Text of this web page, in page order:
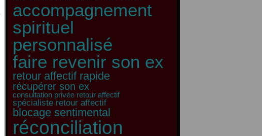
accompagnement
spirituel
personnalisé
faire revenir son ex
retour affectif rapide
récupérer son ex
consultation privée retour affectif
spécialiste retour affectif
blocage sentimental
réconciliation